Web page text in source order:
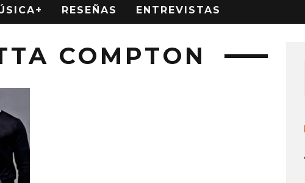
RESEÑAS ENTREVISTAS
COMPTON